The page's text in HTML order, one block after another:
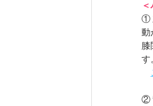
①
動
膝
す
②